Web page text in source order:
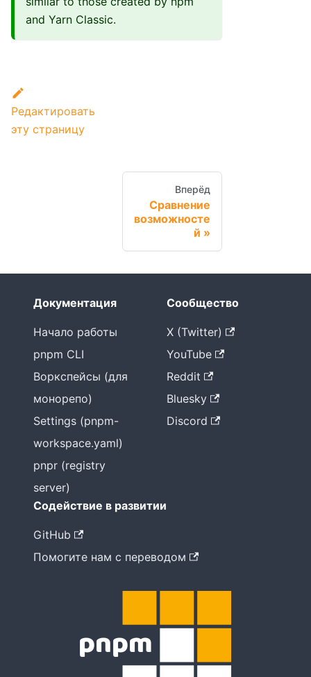
and Yarn Classic.
Редактировать
эту страницу
Вперёд
Сравнение
возможносте
й
Документация
Начало работы
pnpm CLI
Воркспейсы (для
монорепо)
Settings (pnpm-
workspace.yaml)
pnpr (registry
server)
Сообщество
X (Twitter)
YouTube
Reddit
Bluesky
Discord
Содействие в развитии
GitHub
Помогите нам с переводом